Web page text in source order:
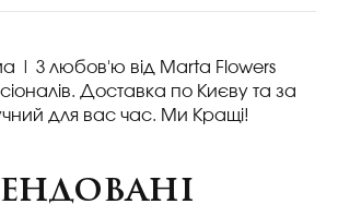
| З любов'ю від Marta Flowers
Доставка по Києву та за
для вас час. Ми Кращі!